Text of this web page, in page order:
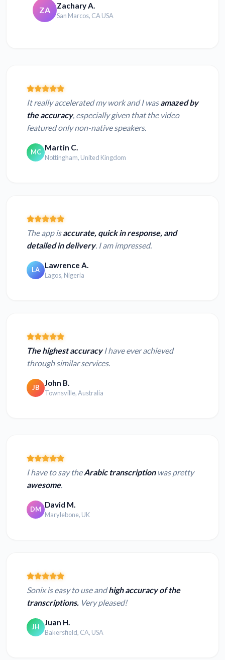
ZA Zachary A.
San Marcos, CA USA
It really accelerated my work and I wasamazed by
the accuracy, especially given that the video
featured only non-native speakers.
MC Martin C.
Nottingham, United Kingdom
The app isaccurate, quick in response, and
detailed in delivery. I am impressed.
LA Lawrence A.
Lagos, Nigeria
The highest accuracyI have ever achieved
through similar services.
JB John B.
Townsville, Australia
I have to say theArabic transcriptionwas pretty
awesome.
DM David M.
Marylebone, UK
Sonix is easy to use andhigh accuracy of the
transcriptions. Very pleased!
JH Juan H.
Bakersfield, CA, USA